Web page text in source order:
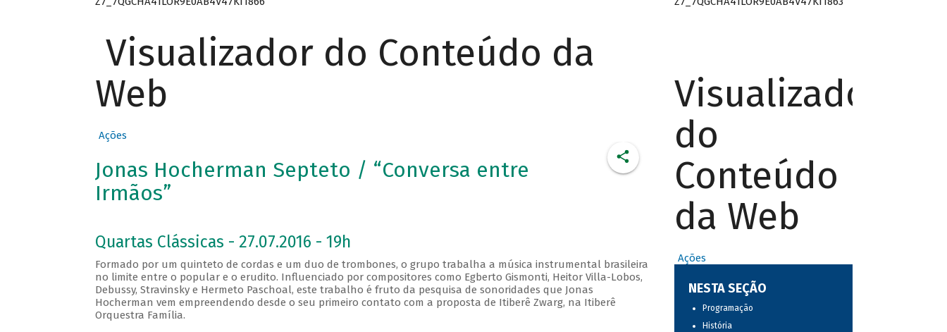
Visualizador do Conteúdo da
Web
Ações
Jonas Hocherman Septeto / “Conversa entre
Irmãos”
Quartas Clássicas - 27.07.2016 - 19h
Formado por um quinteto de cordas e um duo de trombones, o grupo trabalha a música instrumental brasileira
no limite entre o popular e o erudito. Influenciado por compositores como Egberto Gismonti, Heitor Villa-Lobos,
Debussy, Stravinsky e Hermeto Paschoal, este trabalho é fruto da pesquisa de sonoridades que Jonas
Hocherman vem empreendendo desde o seu primeiro contato com a proposta de Itiberê Zwarg, na Itiberê
Orquestra Família.
Visualizador
do
Conteúdo
da Web
Ações
NESTA SEÇÃO
Programação
História